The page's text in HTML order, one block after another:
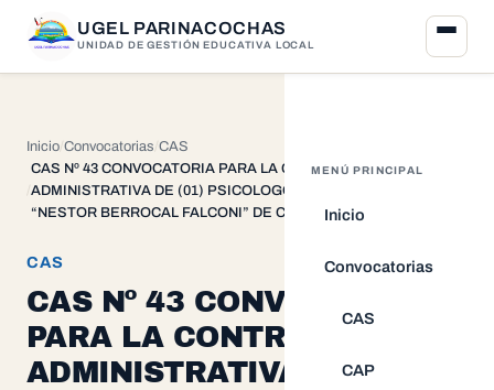
UGEL PARINACOCHAS
UNIDAD DE GESTIÓN EDUCATIVA LOCAL
MENÚ PRINCIPAL
Inicio
Convocatorias
CAS
CAP
Inicio Convocatorias CAS
CAS Nº 43 CONVOCATORIA PARA LA CONTRATACION
ADMINISTRATIVA DE (01) PSICOLOGO(A) PARA LA I.E.
“NESTOR BERROCAL FALCONI” DE CHUMPI
CAS
CAS Nº 43 CONVOCATORIA
PARA LA CONTRATACION
ADMINISTRATIVA DE (01)